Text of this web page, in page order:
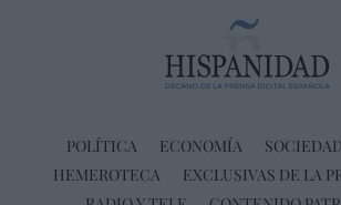
POLÍTICA ECONOMÍA SOCIEDAD
HEMEROTECA
EXCLUSIVAS DE LA